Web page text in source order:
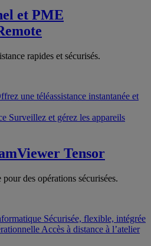
et PME
rapides et sécurisés.
une téléassistance instantanée et
Surveillez et gérez les appareils
Tensor
des opérations sécurisées.
Sécurisée, flexible, intégrée
Accès à distance à l’atelier